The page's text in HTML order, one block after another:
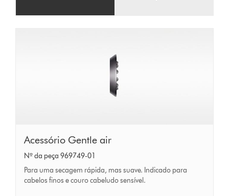
Acessório
Gentle
air
Acessório Gentle air
Nº da peça 969749-01
Para uma secagem rápida, mas suave. Indicado para
cabelos finos e couro cabeludo sensível.